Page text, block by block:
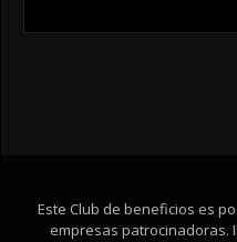
Este Club de beneficios es
empresas patrocinadoras.